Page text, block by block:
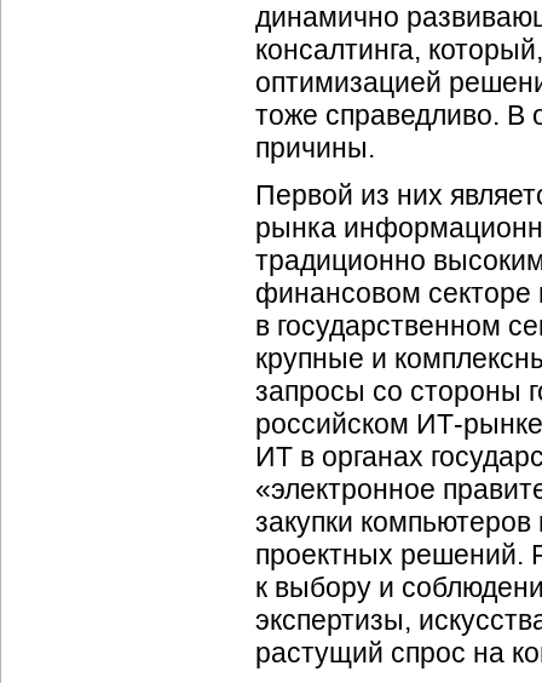
динамично
консалтинга,
оптимизацией
тоже справедливо. В
причины.
Первой из них
рынка
традиционно
финансовом секторе
в государственном
крупные и
запросы со стороны
российском ИТ-
ИТ в органах
«электронное
закупки
проектных решений.
к выбору и
экспертизы,
растущий спрос на